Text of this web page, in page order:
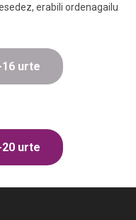
erabili ordenagailu
urte
urte